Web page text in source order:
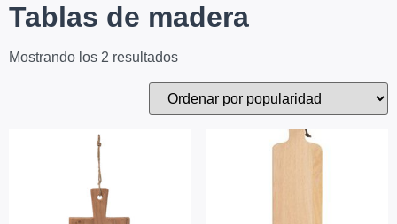
Tablas de madera
Mostrando los 2 resultados